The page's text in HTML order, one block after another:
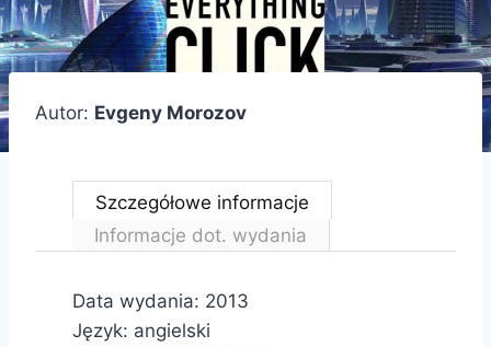
Autor: Evgeny Morozov
Szczegółowe informacje
Informacje dot. wydania
Data wydania: 2013
Język: angielski